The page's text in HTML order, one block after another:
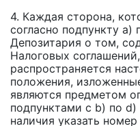
4. Каждая сторона,
согласно подпункту
Депозитария о том,
Налоговых
распространяется
положения,
являются предметом
подпунктами с b) по d)
наличия указать